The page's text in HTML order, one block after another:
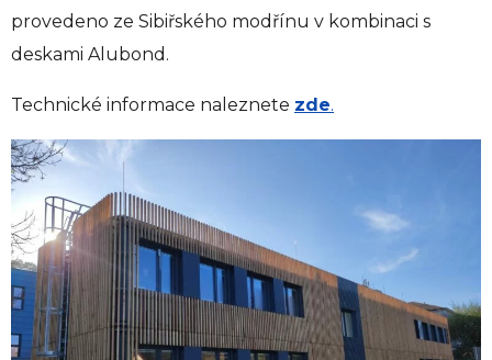
provedeno ze Sibiřského modřínu v kombinaci s
deskami Alubond.
Technické informace naleznete zde.